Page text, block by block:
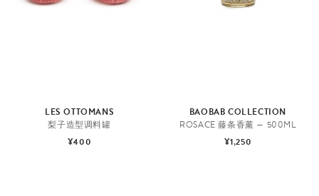
LES OTTOMANS
梨子造型调料罐
¥400
BAOBAB COLLECTION
ROSACE 藤条香薰 — 500ML
¥1,250